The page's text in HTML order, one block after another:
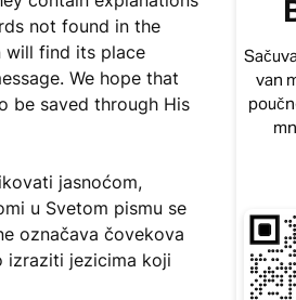
not found in the
will find its place
We hope that
be saved through His
jasnoćom,
u Svetom pismu se
označava čovekova
izraziti jezicima koji
van